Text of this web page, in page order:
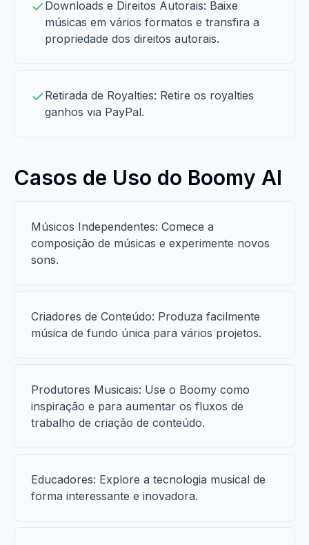
Downloads e Direitos Autorais: Baixe
músicas em vários formatos e transfira a
propriedade dos direitos autorais.
Retirada de Royalties: Retire os royalties
ganhos via PayPal.
Casos de Uso do Boomy AI
Músicos Independentes: Comece a
composição de músicas e experimente novos
sons.
Criadores de Conteúdo: Produza facilmente
música de fundo única para vários projetos.
Produtores Musicais: Use o Boomy como
inspiração e para aumentar os fluxos de
trabalho de criação de conteúdo.
Educadores: Explore a tecnologia musical de
forma interessante e inovadora.